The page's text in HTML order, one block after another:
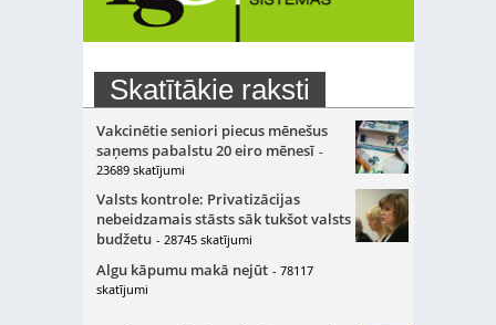
Skatītākie raksti
Vakcinētie seniori piecus mēnešus
saņems pabalstu 20 eiro mēnesī -
23689 skatījumi
Valsts kontrole: Privatizācijas
nebeidzamais stāsts sāk tukšot valsts
budžetu - 28745 skatījumi
Algu kāpumu makā nejūt - 78117
skatījumi